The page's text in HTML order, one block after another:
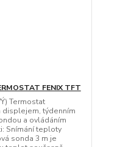
FENIX TFT
Termostat
displejem, týdenním
a ovládáním
Snímání teploty
sonda 3 m je